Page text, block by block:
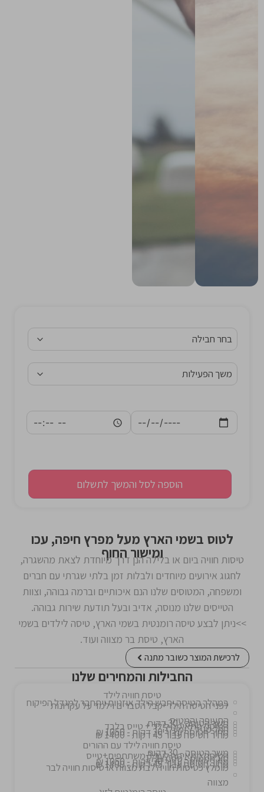
הוספה לסל והמשך לתשלום
לטוס בשמי הארץ מעל מפרץ חיפה, עכו
ומישור החוף
טיסות חוויה ביום או בלילה הנן דרך מיוחדת לצאת מהשגרה,
לחגוג אירועים מיוחדים ולבלות זמן בלתי שגרתי עם חברים
ומשפחה, המטוסים שלנו הנם איכותיים וברמה גבוהה, וצוות
הטייסים שלנו מנוסה, אדיב ובעל תודעת שירות גבוהה.
>>ניתן לבצע טיסה רומנטית בשמי הארץ, טיסה לילדים בשמי
הארץ, טיסת בר מצווה ועוד.
לרכישת המוצר כשובר מתנה
החבילות והמחירים שלנו
טיסת חוויה לילד
במהלך הטיסה יחבש הילד אוזניות ויתחבר למגדל הפיקוח
לפני הטיסה הילד יקבל הסברים וילמד על עקרונות
התעופה והמטוס
משך הטיסה - 30 דקות
הטיסה מתאימה לילד + טייס בלבד
החל מגיל 7 ומעלה
מחיר הטיסה עבור 30 דקות - 1050 ₪
מחיר הטיסה עבור 45 דקות - 1400 ₪
טיסת חוויה לילד עם ההורים
משך הטיסה - 30 דקות
הטיסה מתאימה לעד 3 משתתפים+טייס
סוג המטוס - ססנה 172
מחיר הטיסה עבור 30 דקות - 1050 ₪
מחיר הטיסה עבור 45 דקות - 1400 ₪
מומלץ כטיסות חוויה לבת מצווה או טיסות חוויה לבר
מצווה